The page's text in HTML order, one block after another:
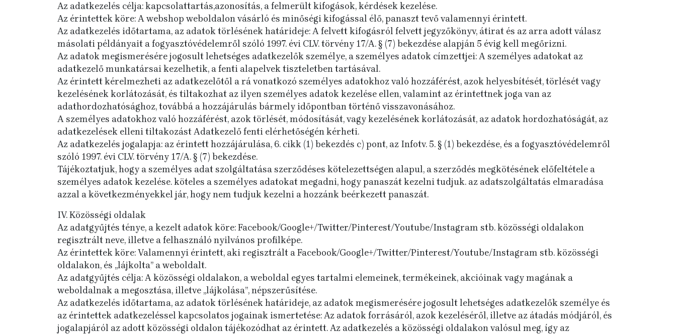
Az adatkezelés célja: kapcsolattartás,azonosítás, a felmerült kifogások, kérdések kezelése.
Az érintettek köre: A webshop weboldalon vásárló és minőségi kifogással élő, panaszt tevő valamennyi érintett.
Az adatkezelés időtartama, az adatok törlésének határideje: A felvett kifogásról felvett jegyzőkönyv, átirat és az arra adott válasz
másolati példányait a fogyasztóvédelemről szóló 1997. évi CLV. törvény 17/A. § (7) bekezdése alapján 5 évig kell megőrizni.
Az adatok megismerésére jogosult lehetséges adatkezelők személye, a személyes adatok címzettjei: A személyes adatokat az
adatkezelő munkatársai kezelhetik, a fenti alapelvek tiszteletben tartásával.
Az érintett kérelmezheti az adatkezelőtől a rá vonatkozó személyes adatokhoz való hozzáférést, azok helyesbítését, törlését vagy
kezelésének korlátozását, és tiltakozhat az ilyen személyes adatok kezelése ellen, valamint az érintettnek joga van az
adathordozhatósághoz, továbbá a hozzájárulás bármely időpontban történő visszavonásához.
A személyes adatokhoz való hozzáférést, azok törlését, módosítását, vagy kezelésének korlátozását, az adatok hordozhatóságát, az
adatkezelések elleni tiltakozást Adatkezelő fenti elérhetőségén kérheti.
Az adatkezelés jogalapja: az érintett hozzájárulása, 6. cikk (1) bekezdés c) pont, az Infotv. 5. § (1) bekezdése, és a fogyasztóvédelemről
szóló 1997. évi CLV. törvény 17/A. § (7) bekezdése.
Tájékoztatjuk, hogy a személyes adat szolgáltatása szerződéses kötelezettségen alapul, a szerződés megkötésének előfeltétele a
személyes adatok kezelése. köteles a személyes adatokat megadni, hogy panaszát kezelni tudjuk. az adatszolgáltatás elmaradása
azzal a következményekkel jár, hogy nem tudjuk kezelni a hozzánk beérkezett panaszát.
IV. Közösségi oldalak
Az adatgyűjtés ténye, a kezelt adatok köre: Facebook/Google+/Twitter/Pinterest/Youtube/Instagram stb. közösségi oldalakon
regisztrált neve, illetve a felhasználó nyilvános profilképe.
Az érintettek köre: Valamennyi érintett, aki regisztrált a Facebook/Google+/Twitter/Pinterest/Youtube/Instagram stb. közösségi
oldalakon, és „lájkolta” a weboldalt.
Az adatgyűjtés célja: A közösségi oldalakon, a weboldal egyes tartalmi elemeinek, termékeinek, akcióinak vagy magának a
weboldalnak a megosztása, illetve „lájkolása”, népszerűsítése.
Az adatkezelés időtartama, az adatok törlésének határideje, az adatok megismerésére jogosult lehetséges adatkezelők személye és
az érintettek adatkezeléssel kapcsolatos jogainak ismertetése: Az adatok forrásáról, azok kezeléséről, illetve az átadás módjáról, és
jogalapjáról az adott közösségi oldalon tájékozódhat az érintett. Az adatkezelés a közösségi oldalakon valósul meg, így az